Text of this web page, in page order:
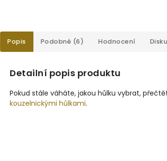
Popis Podobné (6) Hodnocení
Detailní popis produktu
Pokud stále váháte, jakou hůlku vybrat,
kouzelnickými hůlkami.